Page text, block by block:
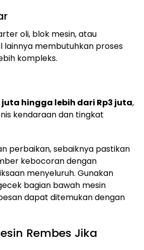
oli, blok mesin, atau
lainnya membutuhkan proses
kompleks.
juta hingga lebih dari Rp3 juta,
kendaraan dan tingkat
perbaikan, sebaiknya pastikan
kebocoran dengan
menyeluruh. Gunakan
bagian bawah mesin
dapat ditemukan dengan
Rembes Jika